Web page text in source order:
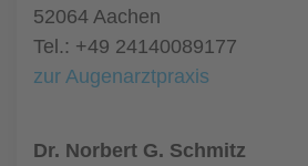
52064 Aachen
Tel.: +49 24140089177
zur Augenarztpraxis
Dr. Norbert G. Schmitz